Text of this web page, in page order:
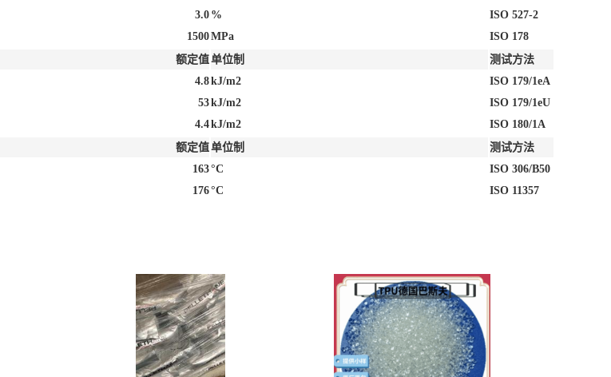
3.0 %
ISO 527-2
1500MPa
ISO 178
额定值单位制
测试方法
4.8kJ/m2
ISO 179/1eA
53kJ/m2
ISO 179/1eU
4.4kJ/m2
ISO 180/1A
额定值单位制
测试方法
163°C
ISO 306/B50
176°C ISO 11357